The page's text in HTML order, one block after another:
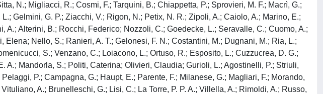
N.; Migliacci, R.; Cosmi, F.; Tarquini, B.; Chiappetta, P.; Sprovieri, M. F.; Macrì, G.;
Gelmini, G. P.; Ziacchi, V.; Rigon, N.; Petix, N. R.; Zipoli, A.; Caiolo, A.; Marino, E.;
Alterini, B.; Rocchi, Federico; Nozzoli, C.; Goedecke, L.; Seravalle, C.; Cuomo, A.;
Nello, S.; Ranieri, A. T.; Gelonesi, F. N.; Costantini, M.; Dugnani, M.; Ria, L.;
S.; Venzano, C.; Loiacono, L.; Ortuso, R.; Esposito, L.; Cuzzucrea, D. G.;
A.; Mandorla, S.; Politi, Caterina; Olivieri, Claudia; Gurioli, L.; Agostinelli, P.; Striuli,
P.; Campagna, G.; Haupt, E.; Parente, F.; Milanese, G.; Magliari, F.; Morando,
A.; Brunelleschi, G.; Lisi, C.; La Torre, P. P. A.; Villella, A.; Rimoldi, A.; Russo,